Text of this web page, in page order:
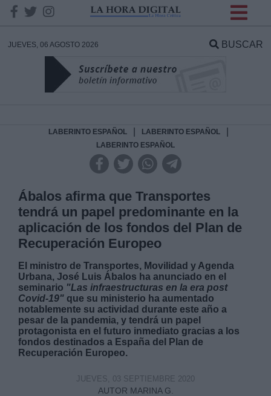
JUEVES, 06 AGOSTO 2026 BUSCAR
LABERINTO ESPAÑOL LABERINTO ESPAÑOL
LABERINTO ESPAÑOL
Ábalos afirma que Transportes
tendrá un papel predominante en la
aplicación de los fondos del Plan de
Recuperación Europeo
El ministro de Transportes, Movilidad y Agenda
Urbana, José Luis Ábalos ha anunciado en el
seminario "Las infraestructuras en la era post
Covid-19" que su ministerio ha aumentado
notablemente su actividad durante este año a
pesar de la pandemia, y tendrá un papel
protagonista en el futuro inmediato gracias a los
fondos destinados a España del Plan de
Recuperación Europeo.
AUTOR MARINA G.
JUEVES, 03 SEPTIEMBRE 2020
DATOS
Responsable:
Destinatarios:
Derechos:
link